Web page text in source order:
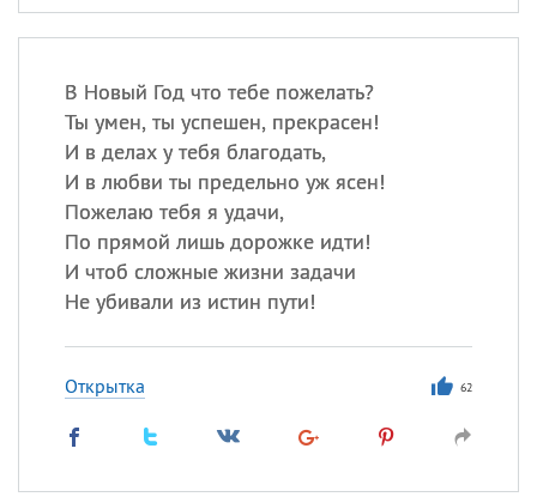
В Новый Год что тебе пожелать?
Ты умен, ты успешен, прекрасен!
И в делах у тебя благодать,
И в любви ты предельно уж ясен!
Пожелаю тебя я удачи,
По прямой лишь дорожке идти!
И чтоб сложные жизни задачи
Не убивали из истин пути!
Открытка 62